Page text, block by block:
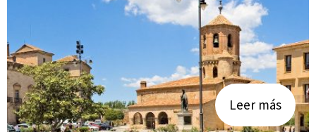
Leer más